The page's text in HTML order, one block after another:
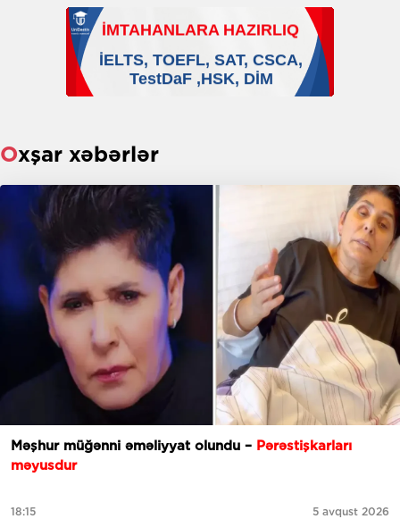
Oxşar xəbərlər
Məşhur müğənni əməliyyat olundu – Pərəstişkarları
məyusdur
18:15 5 avqust 2026